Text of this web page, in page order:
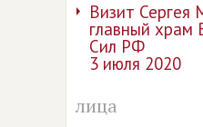
Визит Сергея
главный храм
Сил РФ
3 июля 2020
лица